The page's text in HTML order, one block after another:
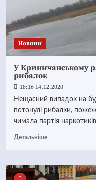
Новини
У Криничанському
рибалок
18:16 14.12.2020
Нещасний випадок на
потонулі рибалки,
чимала партія
Детальніше